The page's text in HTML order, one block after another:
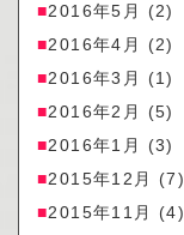
2016年5月
(2)
2016年4月
(2)
2016年3月
(1)
2016年2月
(5)
2016年1月
(3)
2015年12月
(7)
2015年11月
(4)